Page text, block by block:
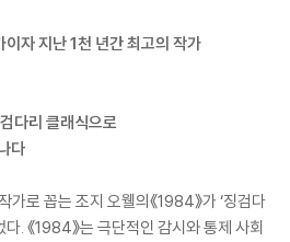
자 지난 1천 년간 최고의 작가
다리 클래식으로
다
로 꼽는 조지 오웰의《1984》가 ‘징검다
. 《1984》는 극단적인 감시와 통제 사회